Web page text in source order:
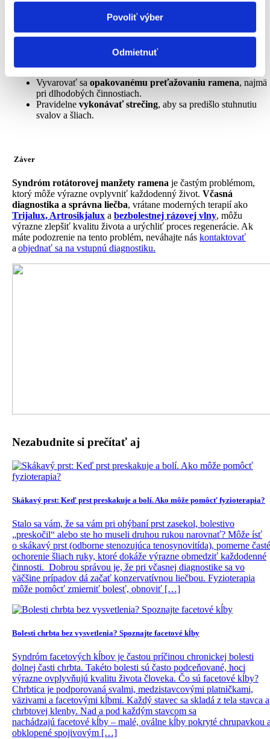
môžu príslušné informácie skombinovať s ďalšími
údajmi, ktoré ste im poskytli alebo ktoré od vás získali,
keď ste používali ich služby.
Povoliť výber
Odmietnuť
Prevencia
Pre prevenciu syndrómu
správnu technikupri cvičení a športových
Vyvarovať sa opakovanému preťažovaniu ramena, najmä
pri dlhodobých činnostiach.
Pravidelne vykonávať strečing, aby sa predišlo stuhnutiu
svalov a šliach.
Záver
Syndróm rotátorovej manžety ramena je častým problémom,
ktorý môže výrazne ovplyvniť každodenný život. Včasná
diagnostika a správna liečba, vrátane moderných terapií ako
Trijalux, Artrosikjalux a bezbolestnej rázovej vlny, môžu
výrazne zlepšiť kvalitu života a urýchliť proces regenerácie. Ak
máte podozrenie na tento problém, neváhajte nás kontaktovať
a objednať sa na vstupnú diagnostiku.
Nezabudnite si prečítať aj
Skákavý prst: Keď prst preskakuje a bolí. Ako môže pomôcť fyzioterapia?
Stalo sa vám, že sa vám pri ohýbaní prst zasekol, bolestivo
„preskočil“ alebo ste ho museli druhou rukou narovnať? Môže ísť
o skákavý prst (odborne stenozujúca tenosynovitída), pomerne časté
ochorenie šliach ruky, ktoré dokáže výrazne obmedziť každodenné
činnosti. Dobrou správou je, že pri včasnej diagnostike sa vo
väčšine prípadov dá začať konzervatívnou liečbou. Fyzioterapia
môže pomôcť zmierniť bolesť, obnoviť […]
Bolesti chrbta bez vysvetlenia? Spoznajte facetové kĺby
Syndróm facetových kĺbov je častou príčinou chronickej bolesti
dolnej časti chrbta. Takéto bolesti sú často podceňované, hoci
výrazne ovplyvňujú kvalitu života človeka. Čo sú facetové kĺby?
Chrbtica je podporovaná svalmi, medzistavcovými platničkami,
väzivami a facetovými kĺbmi. Každý stavec sa skladá z tela stavca a
chrbtovej klenby. Nad a pod každým stavcom sa
nachádzajú facetové kĺby – malé, oválne kĺby pokryté chrupavkou
obklopené spojivovým […]